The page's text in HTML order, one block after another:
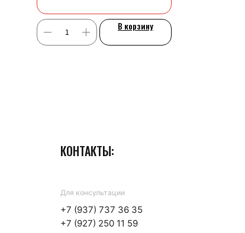
В корзину
КОНТАКТЫ:
Для консультации
+7 (937) 737 36 35
+7 (927) 250 11 59